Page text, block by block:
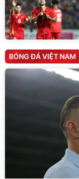
BÓNG ĐÁ VIỆT NAM